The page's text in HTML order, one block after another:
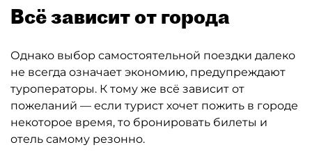
Всё зависит от города
Однако выбор самостоятельной поездки далеко
не всегда означает экономию, предупреждают
туроператоры. К тому же всё зависит от
пожеланий — если турист хочет пожить в городе
некоторое время, то бронировать билеты и
отель самому резонно.